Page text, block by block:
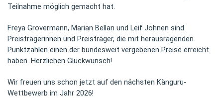
Teilnahme möglich gemacht hat.
Freya Grovermann, Marian Bellan und Leif Johnen sind
Preisträgerinnen und Preisträger, die mit herausragenden
Punktzahlen einen der bundesweit vergebenen Preise erreicht
haben. Herzlichen Glückwunsch!
Wir freuen uns schon jetzt auf den nächsten Känguru-
Wettbewerb im Jahr 2026!